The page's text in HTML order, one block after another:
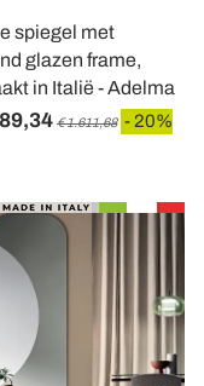
spiegel met
glazen frame,
in Italië - Adelma
€ 1.611,68 - 20%